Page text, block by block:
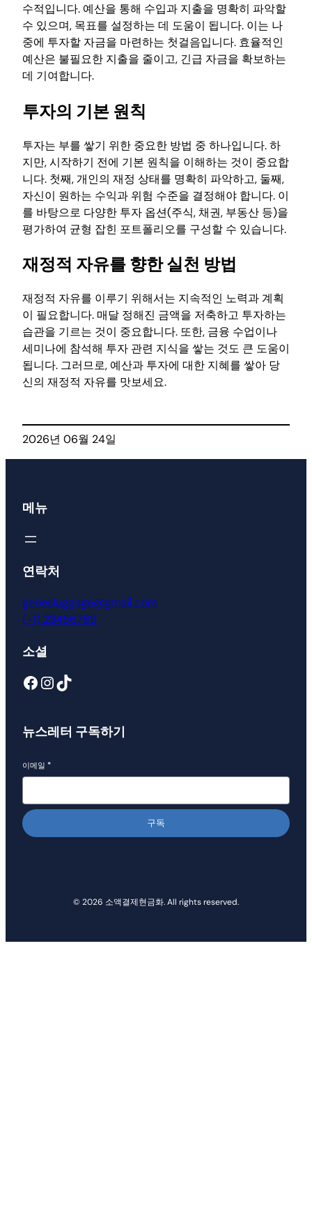
수적입니다. 예산을 통해 수입과 지출을 명확히 파악할
수 있으며, 목표를 설정하는 데 도움이 됩니다. 이는 나
중에 투자할 자금을 마련하는 첫걸음입니다. 효율적인
예산은 불필요한 지출을 줄이고, 긴급 자금을 확보하는
데 기여합니다.
투자의 기본 원칙
투자는 부를 쌓기 위한 중요한 방법 중 하나입니다. 하
지만, 시작하기 전에 기본 원칙을 이해하는 것이 중요합
니다. 첫째, 개인의 재정 상태를 명확히 파악하고, 둘째,
자신이 원하는 수익과 위험 수준을 결정해야 합니다. 이
를 바탕으로 다양한 투자 옵션(주식, 채권, 부동산 등)을
평가하여 균형 잡힌 포트폴리오를 구성할 수 있습니다.
재정적 자유를 향한 실천 방법
재정적 자유를 이루기 위해서는 지속적인 노력과 계획
이 필요합니다. 매달 정해진 금액을 저축하고 투자하는
습관을 기르는 것이 중요합니다. 또한, 금융 수업이나
세미나에 참석해 투자 관련 지식을 쌓는 것도 큰 도움이
됩니다. 그러므로, 예산과 투자에 대한 지혜를 쌓아 당
신의 재정적 자유를 맛보세요.
2026년 06월 24일
메뉴
연락처
genesluggage@gmail.com
(+1) 23456789
소셜
Facebook InstagramTikTok
뉴스레터 구독하기
이메일 *
구독
© 2026 소액결제현금화. All rights reserved.